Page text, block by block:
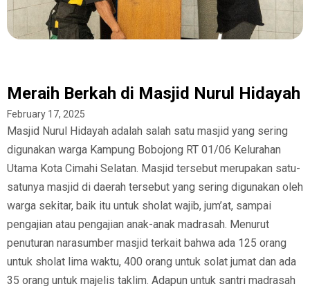
Meraih Berkah di Masjid Nurul Hidayah
February 17, 2025
Masjid Nurul Hidayah adalah salah satu masjid yang sering
digunakan warga Kampung Bobojong RT 01/06 Kelurahan
Utama Kota Cimahi Selatan. Masjid tersebut merupakan satu-
satunya masjid di daerah tersebut yang sering digunakan oleh
warga sekitar, baik itu untuk sholat wajib, jum’at, sampai
pengajian atau pengajian anak-anak madrasah. Menurut
penuturan narasumber masjid terkait bahwa ada 125 orang
untuk sholat lima waktu, 400 orang untuk solat jumat dan ada
35 orang untuk majelis taklim. Adapun untuk santri madrasah